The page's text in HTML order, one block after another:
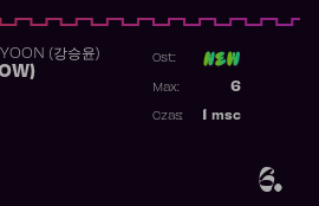
6.
(강승윤) Ost:
6
Max:
msc
Czas: